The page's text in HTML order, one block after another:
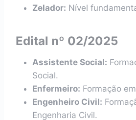
Zelador: Nível
Edital nº 02/2025
Assistente Social:
Social.
Enfermeiro: Formação
Engenheiro Civil:
Engenharia Civil.